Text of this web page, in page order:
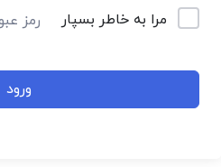
مرا به خاطر بسپار رمز
ورود